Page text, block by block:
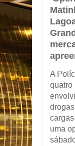
A
quatro
uma